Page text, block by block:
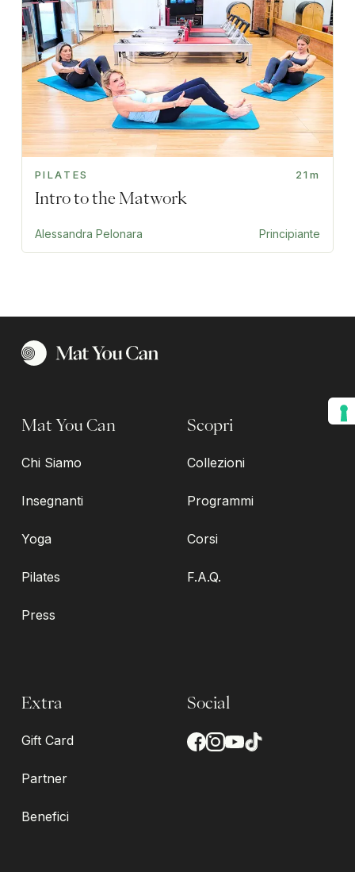
PILATES 21m
Intro to the Matwork
Alessandra Pelonara Principiante
Mat You Can
Chi Siamo
Insegnanti
Yoga
Pilates
Press
Scopri
Collezioni
Programmi
Corsi
F.A.Q.
Extra
Gift Card
Partner
Benefici
Social